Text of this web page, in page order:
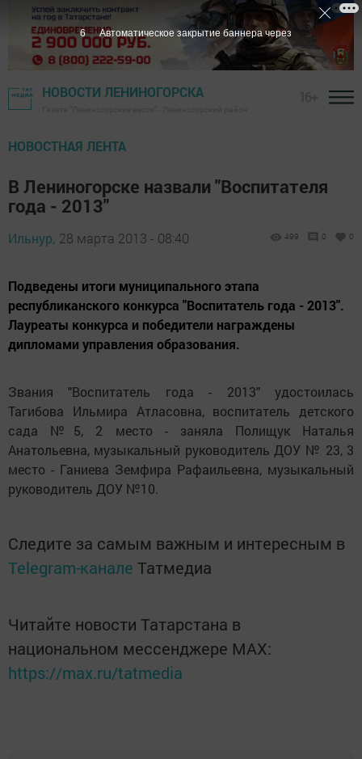
НОВОСТИ ЛЕНИНОГОРСКА
НОВОСТНАЯ ЛЕНТА
В Лениногорске назвали "Воспитателя
года - 2013"
Ильнур, 28 марта 2013 - 08:40 499 0 0
Подведены итоги муниципального этапа
республиканского конкурса "Воспитатель года - 2013".
Лауреаты конкурса и победители награждены
дипломами управления образования.
Звания "Воспитатель года - 2013" удостоилась
Тагибова Ильмира Атласовна, воспитатель детского
сада №5, 2 место - заняла Полищук Наталья
Анатольевна, музыкальный руководитель ДОУ № 23, 3
место - Ганиева Земфира Рафаильевна, музыкальный
руководитель ДОУ №10.
Следите за самым важным и интересным в
Telegram-канале Татмедиа
Читайте новости Татарстана в
национальном мессенджере MАХ:
https://max.ru/tatmedia
6 Автоматическое закрытие баннера через